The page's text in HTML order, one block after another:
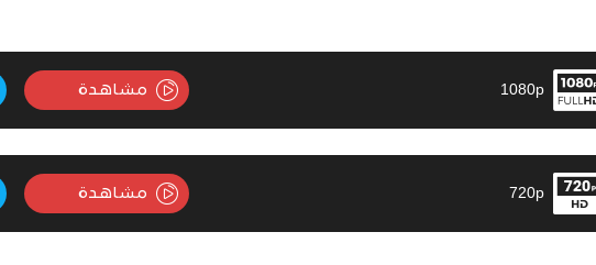
1080p مشاهدة
720p مشاهدة